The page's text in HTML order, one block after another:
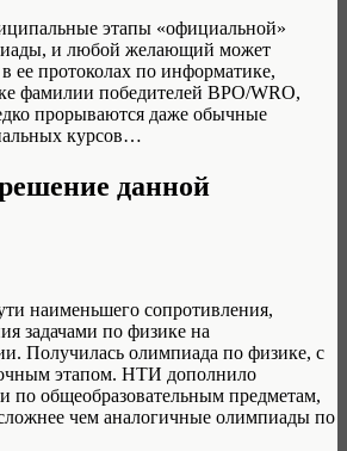
этапы «официальной»
и любой желающий может
ее протоколах по информатике,
фамилии победителей ВРО/WRO,
прорываются даже обычные
курсов…
данной
наименьшего сопротивления,
задачами по физике на
Получилась олимпиада по физике, с
этапом. НТИ дополнило
по общеобразовательным предметам,
чем аналогичные олимпиады по